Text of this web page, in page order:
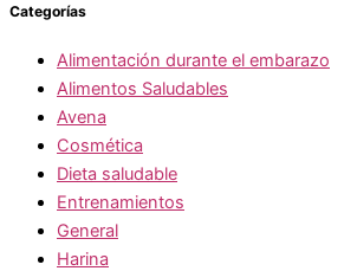
Categorías
Alimentación durante el embarazo
Alimentos Saludables
Avena
Cosmética
Dieta saludable
Entrenamientos
General
Harina